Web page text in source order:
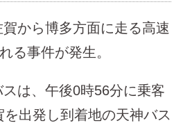
から博多方面に走る高速
る事件が発生。
は、午後0時56分に乗客
出発し到着地の天神バス